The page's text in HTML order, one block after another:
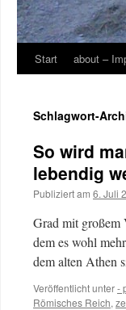
Zum
springen
Start about –
Schlagwort-
So wird
lebendig
Publiziert am 6. Juli
Grad mit großem
dem es wohl
dem alten Athen
Veröffentlicht unter-
Römisches Reich,